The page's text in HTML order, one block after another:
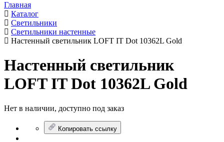
Главная
Каталог
Светильники
Светильники настенные
Настенный светильник LOFT IT Dot 10362L Gold
Настенный светильник
LOFT IT Dot 10362L Gold
Нет в наличии, доступно под заказ
Копировать ссылку